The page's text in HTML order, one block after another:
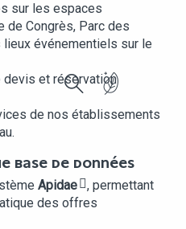
Recherche
sur les espaces
de Congrès, Parc des
événementiels sur le
devis et réservation
de nos établissements
BASE DE DONNÉES
Apidae
, permettant
des offres